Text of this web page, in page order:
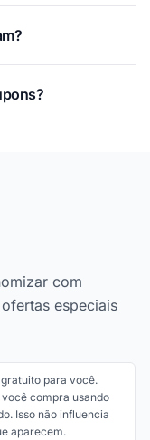
com
especiais
para você.
compra usando
Isso não influencia
aparecem.